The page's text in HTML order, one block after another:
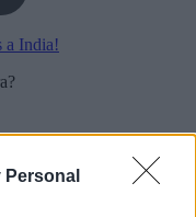
Personal
a India!